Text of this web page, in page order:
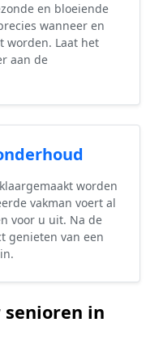
en bloeiende
wanneer en
worden. Laat het
aan de
worden
vakman voert al
voor u uit. Na de
genieten van een
in